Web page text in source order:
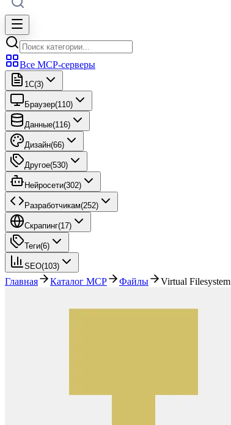
Все MCP-серверы
1C(3)
Браузер(110)
Данные(116)
Дизайн(66)
Другое(530)
Нейросети(302)
Разработчикам(252)
Скрапинг(17)
Теги(6)
SEO(103)
Главная Каталог MCP Файлы Virtual Filesystem